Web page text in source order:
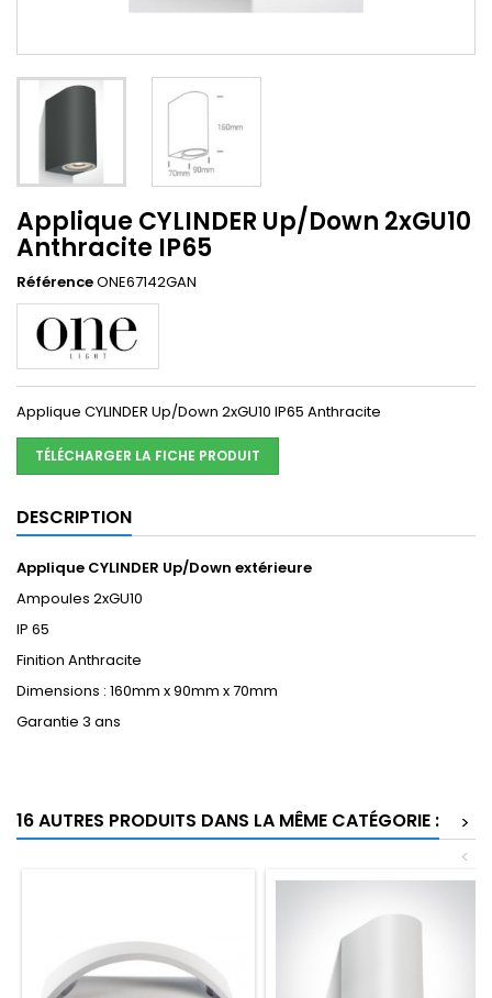
Applique CYLINDER Up/Down 2xGU10
Anthracite IP65
RéférenceONE67142GAN
Applique CYLINDER Up/Down 2xGU10 IP65 Anthracite
TÉLÉCHARGER LA FICHE PRODUIT
DESCRIPTION
Applique CYLINDER Up/Down extérieure
Ampoules 2xGU10
IP 65
Finition Anthracite
Dimensions : 160mm x 90mm x 70mm
Garantie 3 ans
16 AUTRES PRODUITS DANS LA MÊME CATÉGORIE :
>
<